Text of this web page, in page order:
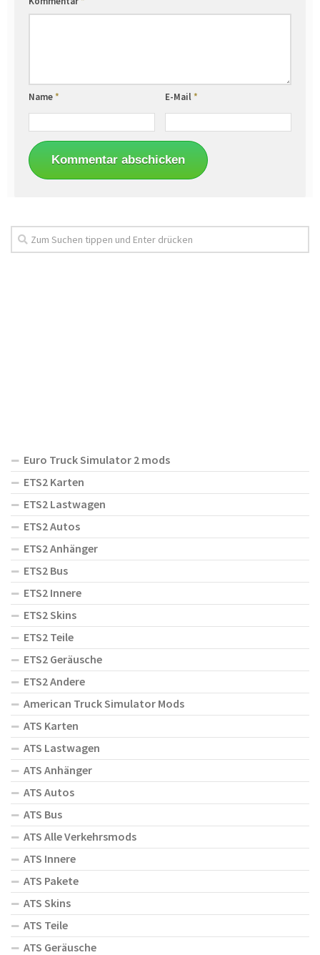
Name* E-Mail*
Euro Truck Simulator 2 mods
ETS2 Karten
ETS2 Lastwagen
ETS2 Autos
ETS2 Anhänger
ETS2 Bus
ETS2 Innere
ETS2 Skins
ETS2 Teile
ETS2 Geräusche
ETS2 Andere
American Truck Simulator Mods
ATS Karten
ATS Lastwagen
ATS Anhänger
ATS Autos
ATS Bus
ATS Alle Verkehrsmods
ATS Innere
ATS Pakete
ATS Skins
ATS Teile
ATS Geräusche